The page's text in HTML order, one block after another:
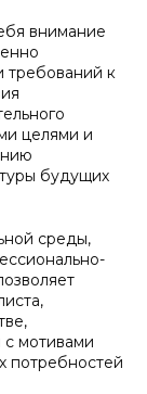
внимание
требований к
целями и
будущих
среды,
мотивами
потребностей